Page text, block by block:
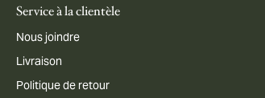
Service à la clientèle
Nous joindre
Livraison
Politique de retour